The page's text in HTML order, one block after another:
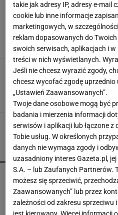
Jysk poduszki
model w stylu
grosze
OZDOBNE PODUSZKI
PODUSZKI DEKORACYJNE
Poduszka
Sinsay
COTTAGECORE
POSZEWKA DEKORACYJNA
POPULARNE
Kompaktowa
Ten sprzęt mieści
takie jak adresy IP, adresy e-mail
cookie lub inne informacje
marketingowych, w
reklam dopasowanych do
swoich serwisach, aplikacjach i
treści w nich wyświetlanych.
Jeśli nie chcesz wyrazić zgody,
chcesz wycofać zgodę uprzednio
„Ustawień Zaawansowanych”.
Twoje dane osobowe mogą być
badania i mierzenia informacji
serwisów i aplikacji lub łączone
Tobie usług. W określonych
danych nie wymaga zgody i
uzasadniony interes Gazeta.pl,
S.A. – lub Zaufanych Partnerów.
możesz się sprzeciwić,
Zaawansowanych” lub przez
zależności od zakresu sprzeciwu